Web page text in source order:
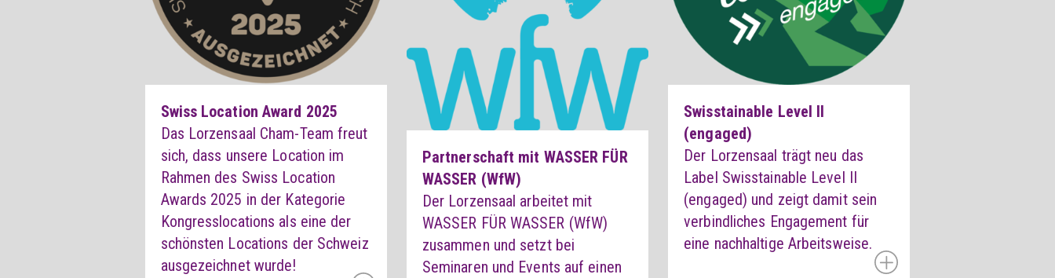
Swiss Location Award 2025
Das Lorzensaal Cham-Team freut
sich, dass unsere Location im
Rahmen des Swiss Location
Awards 2025 in der Kategorie
Kongresslocations als eine der
schönsten Locations der Schweiz
ausgezeichnet wurde!
Partnerschaft mit WASSER FÜR
WASSER (WfW)
Der Lorzensaal arbeitet mit
WASSER FÜR WASSER (WfW)
zusammen und setzt bei
Seminaren und Events auf einen
Swisstainable Level II
(engaged)
Der Lorzensaal trägt neu das
Label Swisstainable Level II
(engaged) und zeigt damit sein
verbindliches Engagement für
eine nachhaltige Arbeitsweise.